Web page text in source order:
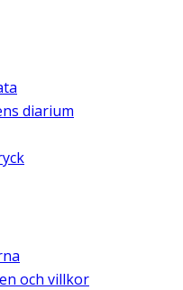
diarium
och villkor